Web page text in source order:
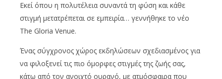
Εκεί όπου η πολυτέλεια συναντά τη φύση και κάθε
στιγμή μετατρέπεται σε εμπειρία… γεννήθηκε το νέο
The Gloria Venue.
Ένας σύγχρονος χώρος εκδηλώσεων σχεδιασμένος για
να φιλοξενεί τις πιο όμορφες στιγμές της ζωής σας,
κάτω από τον ανοιχτό ουρανό, με ατμόσφαιρα που